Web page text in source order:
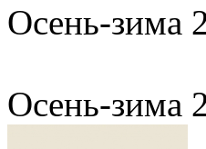
Осень-зима
Осень-зима